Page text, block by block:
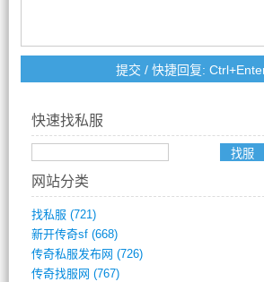
快速找私服
网站分类
找私服 (721)
新开传奇sf(668)
传奇私服发布网 (726)
传奇找服网 (767)